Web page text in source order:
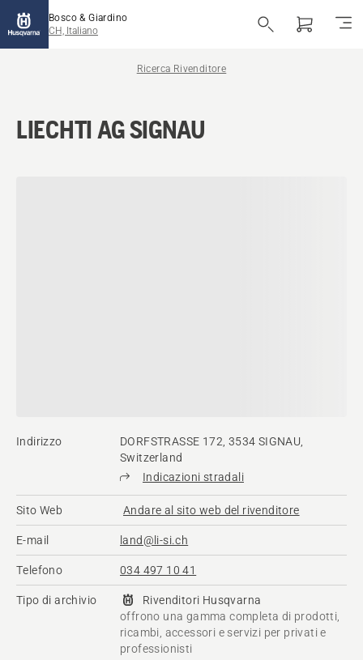
Bosco & Giardino
CH, Italiano
Ricerca Rivenditore
LIECHTI AG SIGNAU
Indirizzo
DORFSTRASSE 172, 3534 SIGNAU,
Switzerland
Indicazioni stradali
Sito Web Andare al sito web del rivenditore
E-mail land@li-si.ch
Telefono 034 497 10 41
Tipo di archivio
Rivenditori Husqvarna​
offrono una gamma completa di prodotti,
ricambi, accessori e servizi per privati e
professionisti